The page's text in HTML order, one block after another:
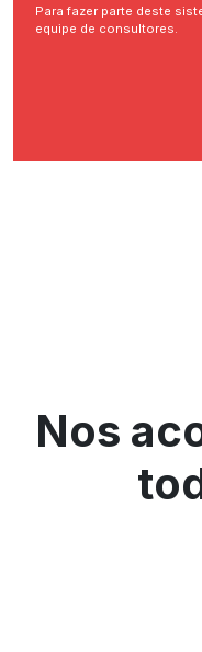
Para fazer parte deste
equipe de consultores.
Nos